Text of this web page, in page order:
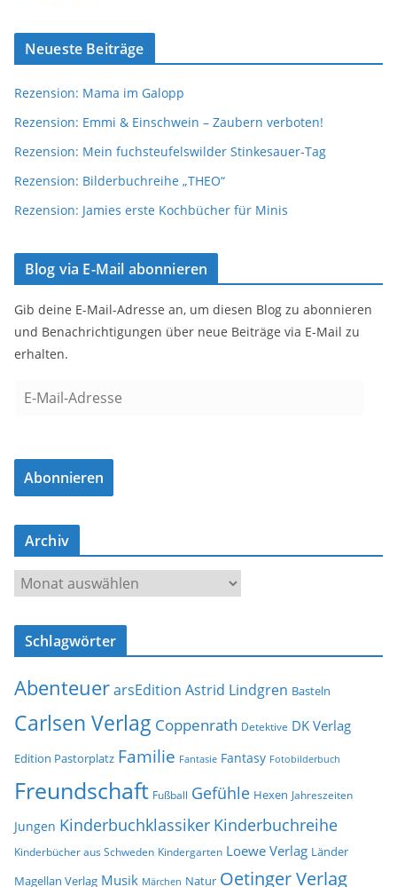
Neueste Beiträge
Rezension: Mama im Galopp
Rezension: Emmi & Einschwein – Zaubern verboten!
Rezension: Mein fuchsteufelswilder Stinkesauer-Tag
Rezension: Bilderbuchreihe „THEO“
Rezension: Jamies erste Kochbücher für Minis
Blog via E-Mail abonnieren
Gib deine E-Mail-Adresse an, um diesen Blog zu abonnieren
und Benachrichtigungen über neue Beiträge via E-Mail zu
erhalten.
a
l
-
d
s
e
Abonnieren
Archiv
r
c
v
Schlagwörter
AbenteuerarsEdition Astrid Lindgren Basteln
Carlsen Verlag Coppenrath Detektive DK Verlag
Edition Pastorplatz Familie Fantasie Fantasy Fotobilderbuch
Freundschaft Fußball Gefühle Hexen Jahreszeiten
Jungen Kinderbuchklassiker Kinderbuchreihe
Kinderbücher aus Schweden Kindergarten Loewe Verlag Länder
Magellan Verlag Musik Märchen Natur Oetinger Verlag